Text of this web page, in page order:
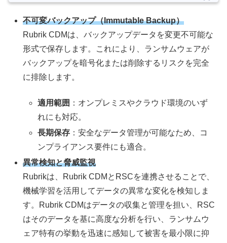
不可変バックアップ（Immutable Backup）
Rubrik CDMは、バックアップデータを変更不可能な
形式で保存します。これにより、ランサムウェアが
バックアップを暗号化または削除するリスクを完全
に排除します。
適用範囲 ：オンプレミスやクラウド環境のいず
れにも対応。
長期保存 ：安全なデータ管理が可能なため、コ
ンプライアンス要件にも適合。
異常検知と脅威監視
Rubrikは、Rubrik CDMとRSCを連携させることで、
機械学習を活用してデータの異常な変化を検知しま
す。Rubrik CDMはデータの収集と管理を担い、RSC
はそのデータを基に高度な分析を行い、ランサムウ
ェア特有の挙動を迅速に感知して被害を最小限に抑